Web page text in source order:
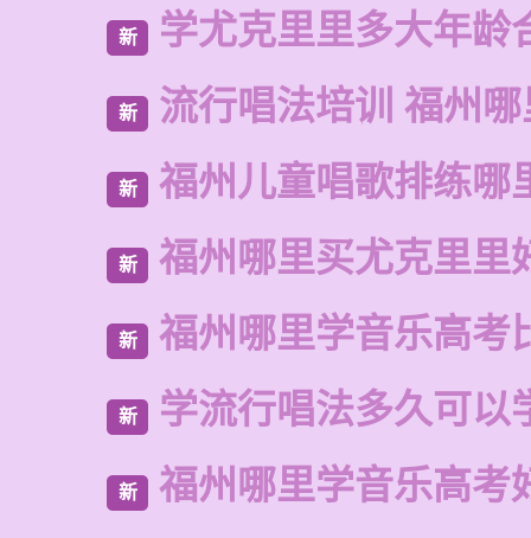
新 学尤克里里多大年龄
新 流行唱法培训 福州
新 福州儿童唱歌排练哪
新 福州哪里买尤克里里
新 福州哪里学音乐高考
新 学流行唱法多久可以
新 福州哪里学音乐高考